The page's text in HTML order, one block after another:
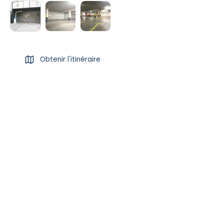
Obtenir l'itinéraire